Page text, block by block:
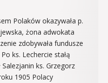
Polaków okazywała p.
żona adwokata
zdobywała fundusze
ks. Lechercie stałą
ks. Grzegorz
1905 Polacy